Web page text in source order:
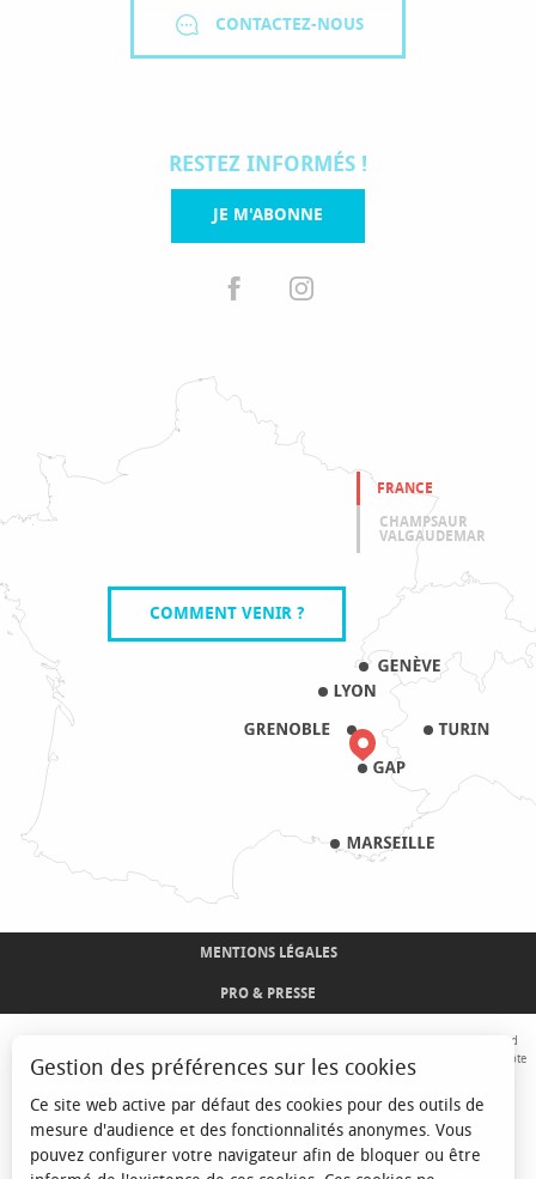
CONTACTEZ-NOUS
RESTEZ INFORMÉS !
JE M'ABONNE
FRANCE
CHAMPSAUR
VALGAUDEMAR
COMMENT VENIR ?
MENTIONS LÉGALES
PRO & PRESSE
Avec le concours de l'Union Européenne. L'Europe s'engage sur le Massif Alpin avec le fond
Européen de Développement Régional. Co-financé par le Conseil Régional Provence-Alpes-Côte
d'Azur et l'Etat, Commissariat Général des Territoires - FNADT - CIMA
Gestion des préférences sur les cookies
Ce site web active par défaut des cookies pour des outils de
mesure d'audience et des fonctionnalités anonymes. Vous
pouvez configurer votre navigateur afin de bloquer ou être